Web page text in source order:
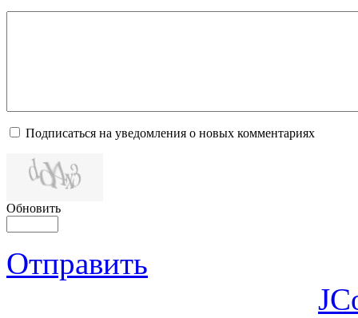
Подписаться на уведомления о новых комментариях
Обновить
Отправить